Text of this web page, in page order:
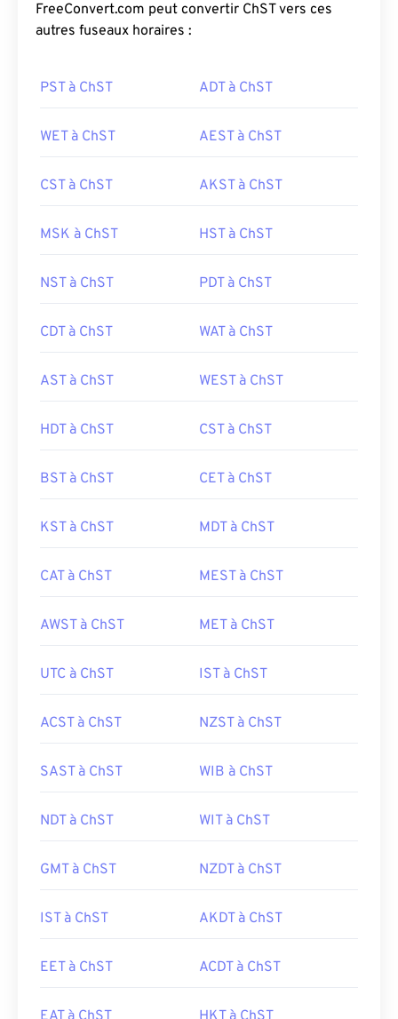
FreeConvert.com peut convertir ChST vers ces
autres fuseaux horaires :
PST à ChST ADT à ChST
WET à ChST AEST à ChST
CST à ChST AKST à ChST
MSK à ChST HST à ChST
NST à ChST PDT à ChST
CDT à ChST WAT à ChST
AST à ChST WEST à ChST
HDT à ChST CST à ChST
BST à ChST CET à ChST
KST à ChST MDT à ChST
CAT à ChST MEST à ChST
AWST à ChST MET à ChST
UTC à ChST IST à ChST
ACST à ChST NZST à ChST
SAST à ChST WIB à ChST
NDT à ChST WIT à ChST
GMT à ChST NZDT à ChST
IST à ChST AKDT à ChST
EET à ChST ACDT à ChST